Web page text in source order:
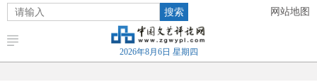
搜索 网站地图
2026年8月6日 星期四